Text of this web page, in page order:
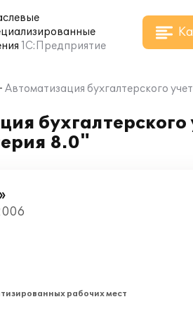
1С:Предприятие
Автоматизация бухгалтерского
8.0"
рабочих мест